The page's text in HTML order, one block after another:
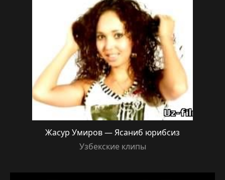
Жасур Умиров — Ясаниб юрибсиз
Узбекские клипы